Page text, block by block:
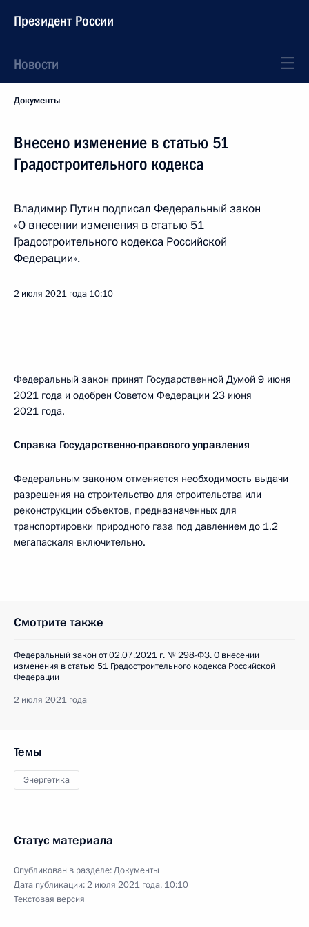
Президент России
Новости
Документы
Внесено изменение в статью 51
Градостроительного кодекса
Владимир Путин подписал Федеральный закон
«О внесении изменения в статью 51
Градостроительного кодекса Российской
Федерации».
2 июля 2021 года 10:10
Федеральный закон принят Государственной Думой 9 июня
2021 года и одобрен Советом Федерации 23 июня
2021 года.
Справка Государственно-правового управления
Федеральным законом отменяется необходимость выдачи
разрешения на строительство для строительства или
реконструкции объектов, предназначенных для
транспортировки природного газа под давлением до 1,2
мегапаскаля включительно.
Смотрите также
Федеральный закон от 02.07.2021 г. № 298-ФЗ. О внесении
изменения в статью 51 Градостроительного кодекса Российской
Федерации
2 июля 2021 года
Темы
Энергетика
Статус материала
Опубликован в разделе:Документы
Дата публикации:2 июля 2021 года, 10:10
Текстовая версия